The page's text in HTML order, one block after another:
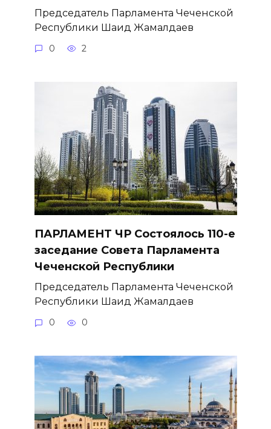
Председатель Парламента Чеченской
Республики Шаид Жамалдаев
0 2
ПАРЛАМЕНТ ЧР Состоялось 110-е
заседание Совета Парламента
Чеченской Республики
Председатель Парламента Чеченской
Республики Шаид Жамалдаев
0 0